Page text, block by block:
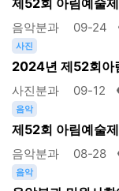
음악분과 09-24
사진
2024년 제52회아
사진분과 09-12
음악
제52회 아림예술
음악분과 08-28
음악